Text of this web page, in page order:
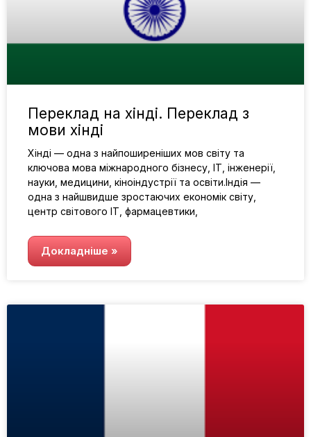
Переклад на хінді. Переклад з
мови хінді
Хінді — одна з найпоширеніших мов світу та
ключова мова міжнародного бізнесу, ІТ, інженерії,
науки, медицини, кіноіндустрії та освіти.Індія —
одна з найшвидше зростаючих економік світу,
центр світового ІТ, фармацевтики,
Докладніше »